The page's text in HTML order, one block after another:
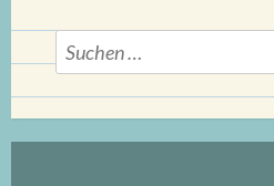
Suchen
nach: